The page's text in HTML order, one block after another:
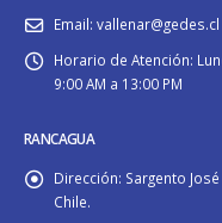
Email: vallenar@gedes.cl
Horario de Atención:
9:00 AM a 13:00 PM
RANCAGUA
Dirección: Sargento
Chile.